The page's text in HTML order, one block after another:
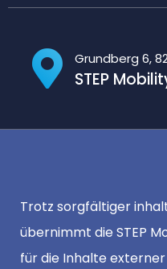
Grundberg 6,
STEP
Trotz sorgfältiger
übernimmt die STEP
für die Inhalte externer